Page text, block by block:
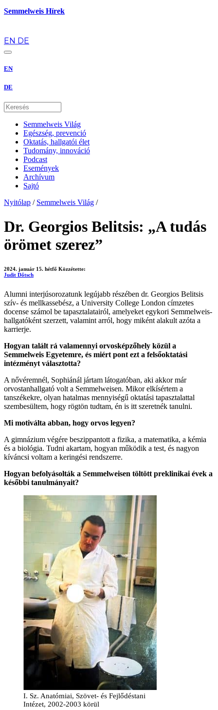
Semmelweis Hírek
EN DE
EN
DE
Semmelweis Világ
Egészség, prevenció
Oktatás, hallgatói élet
Tudomány, innováció
Podcast
Események
Archívum
Sajtó
Nyitólap / Semmelweis Világ /
Dr. Georgios Belitsis: „A tudás
örömet szerez”
2024. január 15. hétfő Közzétette:
Judit Dőtsch
Alumni interjúsorozatunk legújabb részében dr. Georgios Belitsis
szív- és mellkassebész, a University College London címzetes
docense számol be tapasztalatairól, amelyeket egykori Semmelweis-
hallgatóként szerzett, valamint arról, hogy miként alakult azóta a
karrierje.
Hogyan talált rá valamennyi orvosképzőhely közül a
Semmelweis Egyetemre, és miért pont ezt a felsőoktatási
intézményt választotta?
A nővéremnél, Sophiánál jártam látogatóban, aki akkor már
orvostanhallgató volt a Semmelweisen. Mikor elkísértem a
tanszékekre, olyan hatalmas mennyiségű oktatási tapasztalattal
szembesültem, hogy rögtön tudtam, én is itt szeretnék tanulni.
Mi motiválta abban, hogy orvos legyen?
A gimnázium végére beszippantott a fizika, a matematika, a kémia
és a biológia. Tudni akartam, hogyan működik a test, és nagyon
kíváncsi voltam a keringési rendszerre.
Hogyan befolyásolták a Semmelweisen töltött preklinikai évek a
későbbi tanulmányait?
I. Sz. Anatómiai, Szövet- és Fejlődéstani
Intézet, 2002-2003 körül